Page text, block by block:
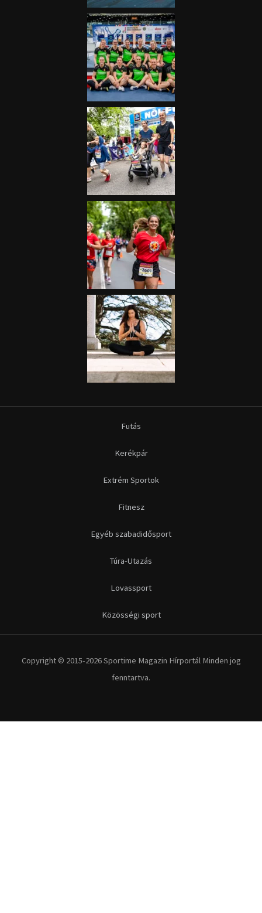
Futás
Kerékpár
Extrém Sportok
Fitnesz
Egyéb szabadidősport
Túra-Utazás
Lovassport
Közösségi sport
Copyright © 2015-2026 Sportime Magazin Hírportál Minden jog
fenntartva.